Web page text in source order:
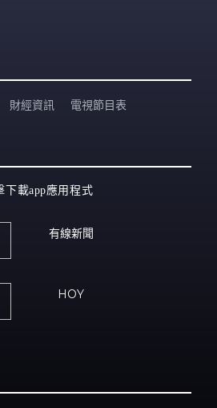
財經資訊 電視節目表
下載app應用程式
有線新聞
HOY